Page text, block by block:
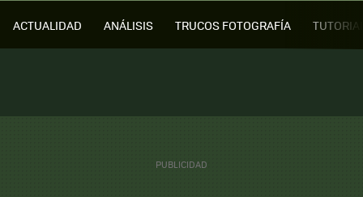
ACTUALIDAD ANÁLISIS TRUCOS FOTOGRAFÍA